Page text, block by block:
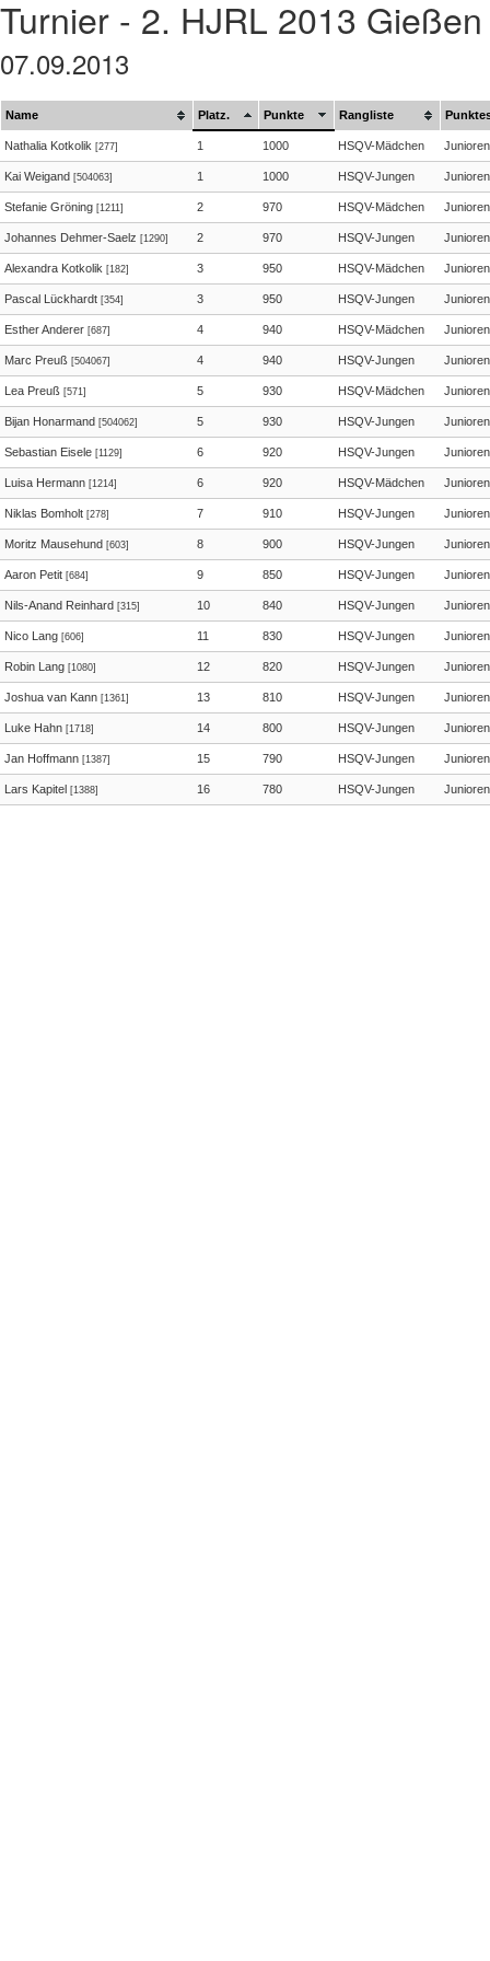
Turnier - 2. HJRL 2013 Gießen
07.09.2013
Name Platz. Punkte Rangliste
Nathalia Kotkolik [277] 1 1000 HSQV-Mädchen Junioren
Kai Weigand [504063] 1 1000 HSQV-Jungen Junioren
Stefanie Gröning [1211] 2 970 HSQV-Mädchen Junioren
Johannes Dehmer-Saelz [1290] 2 970 HSQV-Jungen Junioren
Alexandra Kotkolik [182] 3 950 HSQV-Mädchen Junioren
Pascal Lückhardt [354] 3 950 HSQV-Jungen Junioren
Esther Anderer [687] 4 940 HSQV-Mädchen Junioren
Marc Preuß [504067] 4 940 HSQV-Jungen Junioren
Lea Preuß [571] 5 930 HSQV-Mädchen Junioren
Bijan Honarmand [504062] 5 930 HSQV-Jungen Junioren
Sebastian Eisele [1129] 6 920 HSQV-Jungen Junioren
Luisa Hermann [1214] 6 920 HSQV-Mädchen Junioren
Niklas Bomholt [278] 7 910 HSQV-Jungen Junioren
Moritz Mausehund [603] 8 900 HSQV-Jungen Junioren
Aaron Petit [684] 9 850 HSQV-Jungen Junioren
Nils-Anand Reinhard [315] 10 840 HSQV-Jungen Junioren
Nico Lang [606] 11 830 HSQV-Jungen Junioren
Robin Lang [1080] 12 820 HSQV-Jungen Junioren
Joshua van Kann [1361] 13 810 HSQV-Jungen Junioren
Luke Hahn [1718] 14 800 HSQV-Jungen Junioren
Jan Hoffmann [1387] 15 790 HSQV-Jungen Junioren
Lars Kapitel [1388] 16 780 HSQV-Jungen Junioren